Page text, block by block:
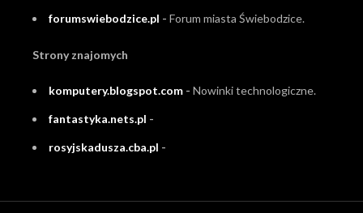
forumswiebodzice.pl - Forum miasta Świebodzice.
Strony znajomych
komputery.blogspot.com - Nowinki technologiczne.
fantastyka.nets.pl -
rosyjskadusza.cba.pl -